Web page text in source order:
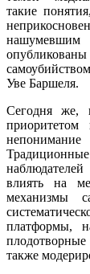
такие
Уве Баршеля.
Сегодня же,
приоритетом
влиять на
механизмы
платформы,
также